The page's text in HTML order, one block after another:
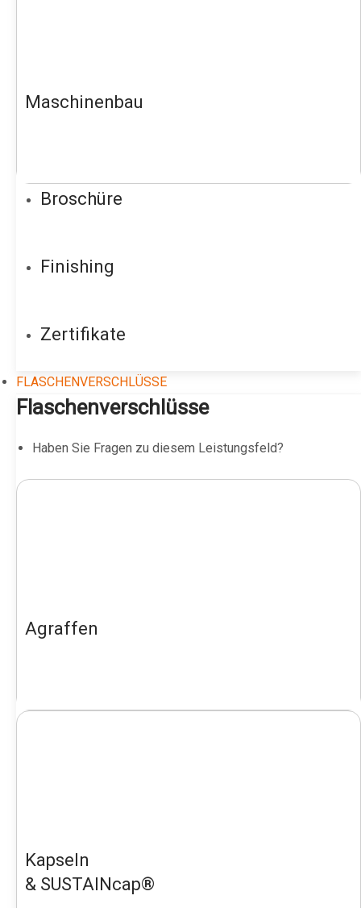
Maschinenbau
Broschüre
Finishing
Zertifikate
FLASCHENVERSCHLÜSSE
Flaschenverschlüsse
Haben Sie Fragen zu diesem Leistungsfeld?
Agraffen
Kapseln
& SUSTAINcap®